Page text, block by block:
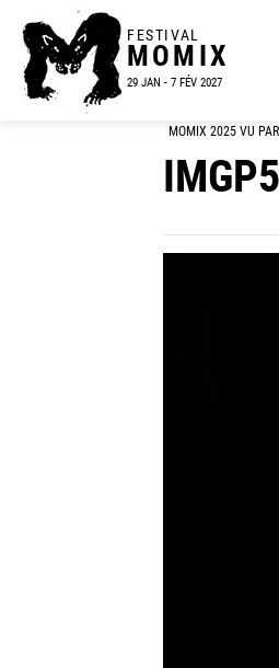
FESTIVAL
MOMIX
29 JAN - 7 FÉV 2027
MOMIX 2025 VU